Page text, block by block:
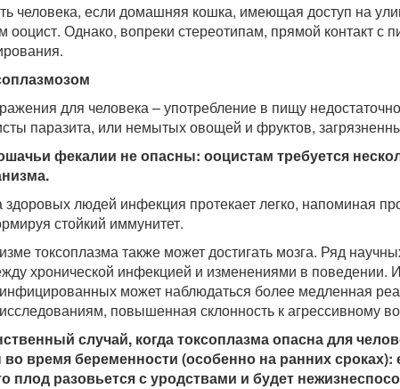
человека, если домашняя кошка, имеющая доступ на
ооцист. Однако, вопреки стереотипам, прямой контакт с
для человека – употребление в пищу
паразита, или немытых овощей и фруктов,
фекалии не опасны: ооцистам требуется
здоровых людей инфекция протекает легко, напоминая
стойкий иммунитет.
токсоплазма также может достигать мозга. Ряд
хронической инфекцией и изменениями в поведении.
может наблюдаться более медленная
повышенная склонность к агрессивному
случай, когда токсоплазма опасна для
время беременности (особенно на ранних сроках):
плод разовьется с уродствами и будет